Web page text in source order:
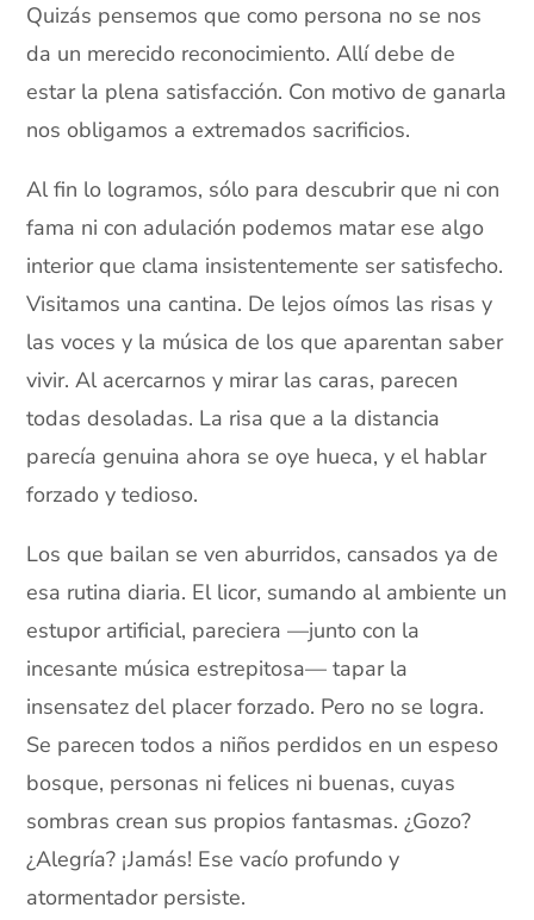
Quizás pensemos que como persona no se nos
da un merecido reconocimiento. Allí debe de
estar la plena satisfacción. Con motivo de ganarla
nos obligamos a extremados sacrificios.
Al fin lo logramos, sólo para descubrir que ni con
fama ni con adulación podemos matar ese algo
interior que clama insistentemente ser satisfecho.
Visitamos una cantina. De lejos oímos las risas y
las voces y la música de los que aparentan saber
vivir. Al acercarnos y mirar las caras, parecen
todas desoladas. La risa que a la distancia
parecía genuina ahora se oye hueca, y el hablar
forzado y tedioso.
Los que bailan se ven aburridos, cansados ya de
esa rutina diaria. El licor, sumando al ambiente un
estupor artificial, pareciera —junto con la
incesante música estrepitosa— tapar la
insensatez del placer forzado. Pero no se logra.
Se parecen todos a niños perdidos en un espeso
bosque, personas ni felices ni buenas, cuyas
sombras crean sus propios fantasmas. ¿Gozo?
¿Alegría? ¡Jamás! Ese vacío profundo y
atormentador persiste.